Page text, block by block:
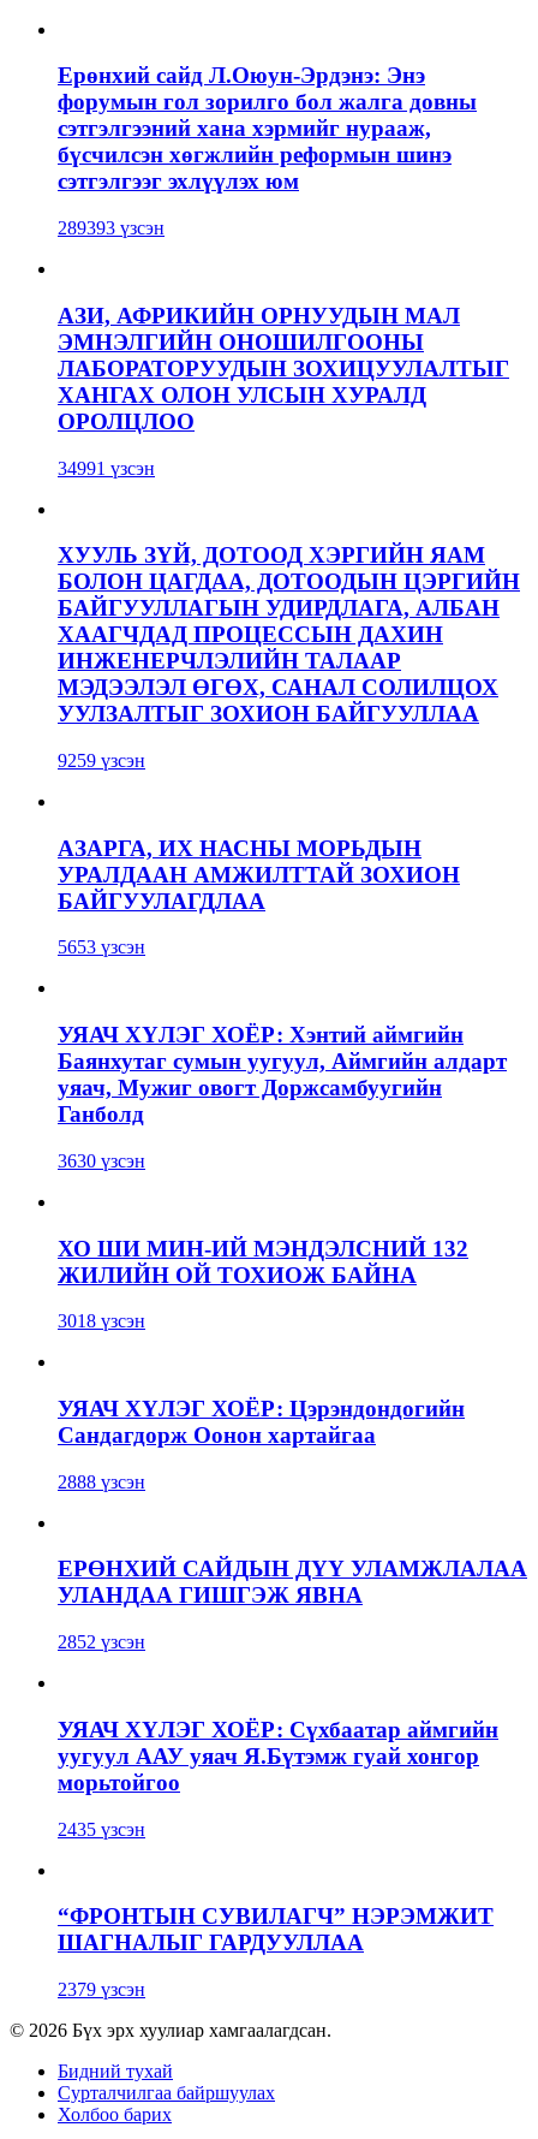
Ерөнхий сайд Л.Оюун-Эрдэнэ: Энэ
форумын гол зорилго бол жалга довны
сэтгэлгээний хана хэрмийг нурааж,
бүсчилсэн хөгжлийн реформын шинэ
сэтгэлгээг эхлүүлэх юм
289393 үзсэн
АЗИ, АФРИКИЙН ОРНУУДЫН МАЛ
ЭМНЭЛГИЙН ОНОШИЛГООНЫ
ЛАБОРАТОРУУДЫН ЗОХИЦУУЛАЛТЫГ
ХАНГАХ ОЛОН УЛСЫН ХУРАЛД
ОРОЛЦЛОО
34991 үзсэн
ХУУЛЬ ЗҮЙ, ДОТООД ХЭРГИЙН ЯАМ
БОЛОН ЦАГДАА, ДОТООДЫН ЦЭРГИЙН
БАЙГУУЛЛАГЫН УДИРДЛАГА, АЛБАН
ХААГЧДАД ПРОЦЕССЫН ДАХИН
ИНЖЕНЕРЧЛЭЛИЙН ТАЛААР
МЭДЭЭЛЭЛ ӨГӨХ, САНАЛ СОЛИЛЦОХ
УУЛЗАЛТЫГ ЗОХИОН БАЙГУУЛЛАА
9259 үзсэн
АЗАРГА, ИХ НАСНЫ МОРЬДЫН
УРАЛДААН АМЖИЛТТАЙ ЗОХИОН
БАЙГУУЛАГДЛАА
5653 үзсэн
УЯАЧ ХҮЛЭГ ХОЁР: Хэнтий аймгийн
Баянхутаг сумын уугуул, Аймгийн алдарт
уяач, Мужиг овогт Доржсамбуугийн
Ганболд
3630 үзсэн
ХО ШИ МИН-ИЙ МЭНДЭЛСНИЙ 132
ЖИЛИЙН ОЙ ТОХИОЖ БАЙНА
3018 үзсэн
УЯАЧ ХҮЛЭГ ХОЁР: Цэрэндондогийн
Сандагдорж Оонон хартайгаа
2888 үзсэн
ЕРӨНХИЙ САЙДЫН ДҮҮ УЛАМЖЛАЛАА
УЛАНДАА ГИШГЭЖ ЯВНА
2852 үзсэн
УЯАЧ ХҮЛЭГ ХОЁР: Сүхбаатар аймгийн
уугуул ААУ уяач Я.Бүтэмж гуай хонгор
морьтойгоо
2435 үзсэн
“ФРОНТЫН СУВИЛАГЧ” НЭРЭМЖИТ
ШАГНАЛЫГ ГАРДУУЛЛАА
2379 үзсэн
© 2026 Бүх эрх хуулиар хамгаалагдсан.
Бидний тухай
Сурталчилгаа байршуулах
Холбоо барих